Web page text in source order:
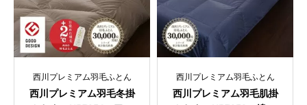
西川プレミアム羽毛ふとん
西川プレミアム羽毛冬掛
西川プレミアム羽毛ふとん
西川プレミアム羽毛肌掛